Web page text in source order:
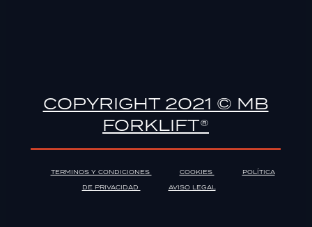
COPYRIGHT 2021 © MB
FORKLIFT®
TERMINOS Y CONDICIONES COOKIES
POLÍTICA
DE PRIVACIDAD
AVISO LEGAL